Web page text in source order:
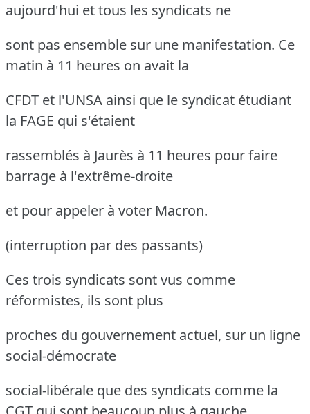
aujourd'hui et tous les syndicats ne
sont pas ensemble sur une manifestation. Ce
matin à 11 heures on avait la
CFDT et l'UNSA ainsi que le syndicat étudiant
la FAGE qui s'étaient
rassemblés à Jaurès à 11 heures pour faire
barrage à l'extrême-droite
et pour appeler à voter Macron.
(interruption par des passants)
Ces trois syndicats sont vus comme
réformistes, ils sont plus
proches du gouvernement actuel, sur un ligne
social-démocrate
social-libérale que des syndicats comme la